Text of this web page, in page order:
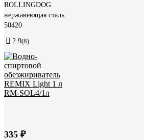
ROLLINGDOG
нержавеющая сталь
50420
2.9(8)
335 ₽